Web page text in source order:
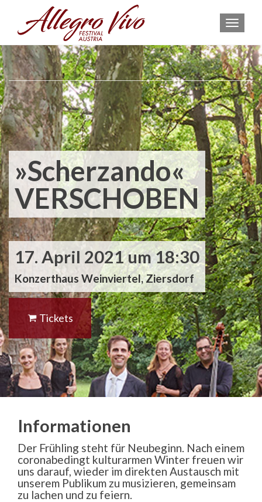
»Scherzando«
VERSCHOBEN
17. April 2021 um 18:30
Konzerthaus Weinviertel, Ziersdorf
Tickets
Informationen
Der Frühling steht für Neubeginn. Nach einem
coronabedingt kulturarmen Winter freuen wir
uns darauf, wieder im direkten Austausch mit
unserem Publikum zu musizieren, gemeinsam
zu lachen und zu feiern.